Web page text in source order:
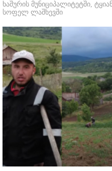
ხაშურის მუნიციპალიტეტში,
სოფელ ლაშხევში